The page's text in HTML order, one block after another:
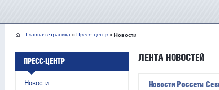
Главная страница » Пресс-центр » Новости
ПРЕСС-ЦЕНТР
Новости
ЛЕНТА НОВОСТЕЙ
Новости Россети